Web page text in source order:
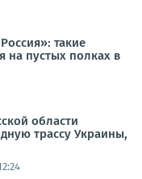
такие
на пустых полках в
области
трассу Украины,